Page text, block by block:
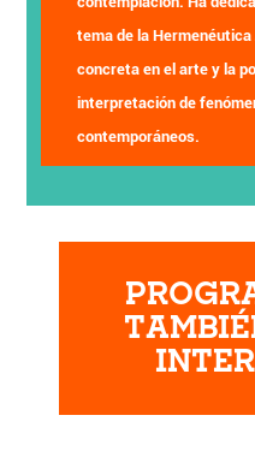
tema de la
concreta en el arte y la
interpretación de
contemporáneos.